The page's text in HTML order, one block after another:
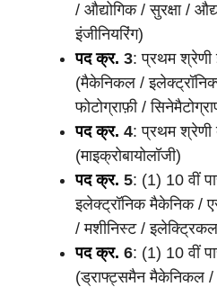
/ औद्योगिक / सुरक्षा /
इंजीनियरिंग)
पद क्र. 3: प्रथम श्रेणी
(मैकेनिकल /
फोटोग्राफ़ी /
पद क्र. 4: प्रथम श्रेणी
(माइक्रोबायोलॉजी)
पद क्र. 5: (1) 10 वीं
इलेक्ट्रॉनिक मैकेनिक /
/ मशीनिस्ट / इलेक्ट्रिकल
पद क्र. 6: (1) 10 वीं
(ड्राफ्ट्समैन मैकेनिकल /